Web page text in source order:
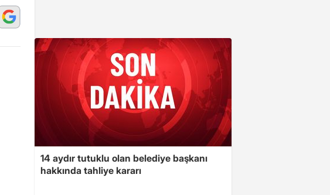
14 aydır tutuklu olan belediye başkanı
hakkında tahliye kararı